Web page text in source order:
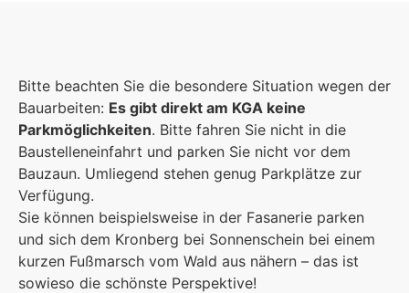
Bitte beachten Sie die besondere Situation wegen der
Bauarbeiten: Es gibt direkt am KGA keine
Parkmöglichkeiten. Bitte fahren Sie nicht in die
Baustelleneinfahrt und parken Sie nicht vor dem
Bauzaun. Umliegend stehen genug Parkplätze zur
Verfügung.
Sie können beispielsweise in der Fasanerie parken
und sich dem Kronberg bei Sonnenschein bei einem
kurzen Fußmarsch vom Wald aus nähern – das ist
sowieso die schönste Perspektive!